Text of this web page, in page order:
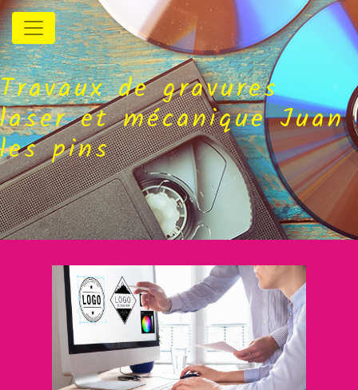
Panneau de gestion des cookies
Travaux de gravures
laser et mécanique Juan
les pins